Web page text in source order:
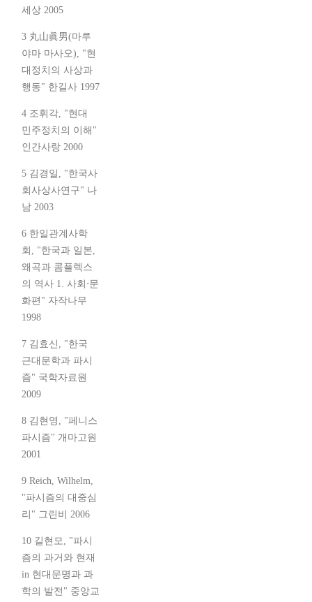
세상 2005
3 丸山眞男(마루
야마 마사오), "현
대정치의 사상과
행동" 한길사 1997
4 조휘각, "현대
민주정치의 이해"
인간사랑 2000
5 김경일, "한국사
회사상사연구" 나
남 2003
6 한일관계사학
회, "한국과 일본,
왜곡과 콤플렉스
의 역사 1. 사회⋅문
화편" 자작나무
1998
7 김효신, "한국
근대문학과 파시
즘" 국학자료원
2009
8 김현영, "페니스
파시즘" 개마고원
2001
9 Reich, Wilhelm,
"파시즘의 대중심
리" 그린비 2006
10 길현모, "파시
즘의 과거와 현재
in 현대문명과 과
학의 발전" 중앙교